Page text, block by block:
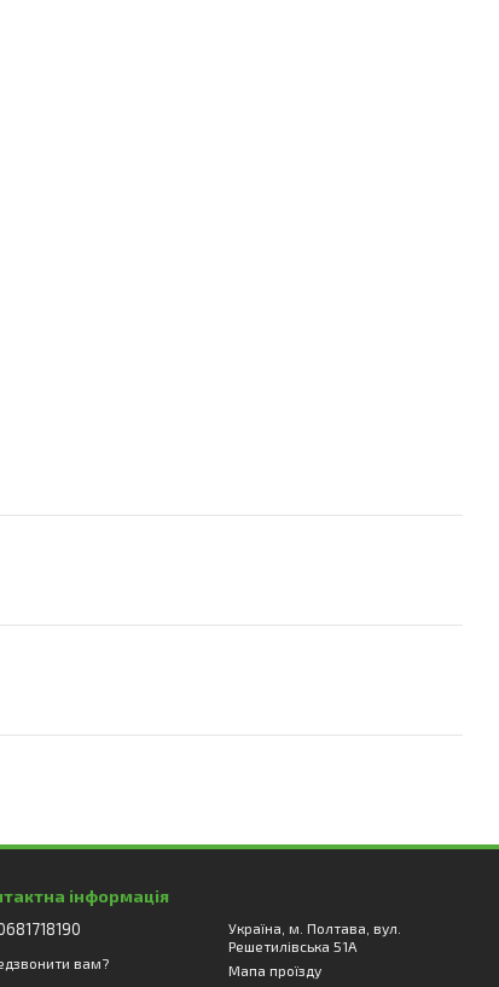
інформація
вам?
Україна, м. Полтава, вул.
Решетилівська 51А
Мапа проїзду